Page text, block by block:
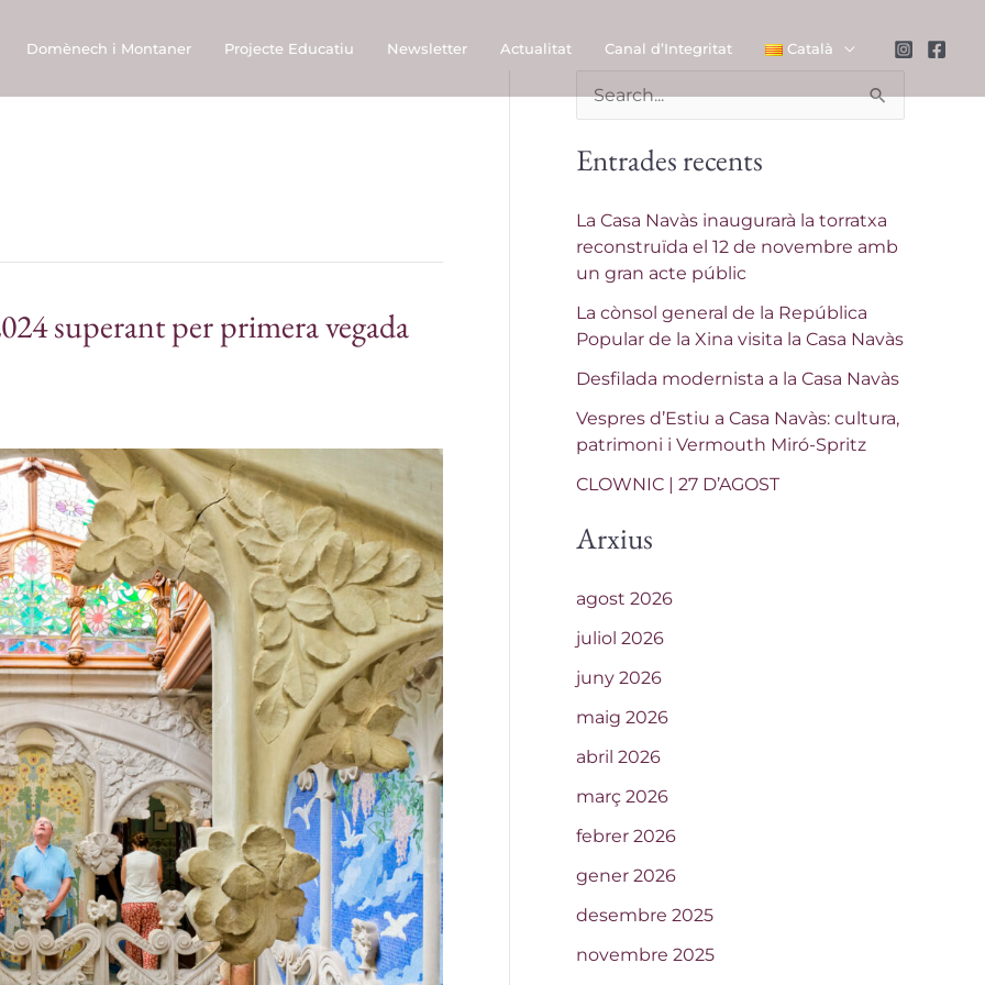
Domènech i Montaner Projecte Educatiu Newsletter Actualitat Canal d’Integritat Català
superant per primera vegada
C
r
a
:
Entrades recents
La Casa Navàs inaugurarà la torratxa
reconstruïda el 12 de novembre amb
un gran acte públic
La cònsol general de la República
Popular de la Xina visita la Casa Navàs
Desfilada modernista a la Casa Navàs
Vespres d’Estiu a Casa Navàs: cultura,
patrimoni i Vermouth Miró-Spritz
CLOWNIC | 27 D’AGOST
Arxius
agost 2026
juliol 2026
juny 2026
maig 2026
abril 2026
març 2026
febrer 2026
gener 2026
desembre 2025
novembre 2025